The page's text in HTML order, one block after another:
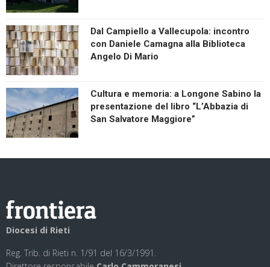
Dal Campiello a Vallecupola: incontro
con Daniele Camagna alla Biblioteca
Angelo Di Mario
Cultura e memoria: a Longone Sabino la
presentazione del libro “L’Abbazia di
San Salvatore Maggiore”
Diocesi di Rieti
Reg. Trib. di Rieti n. 1/91 del 16/3/1991.